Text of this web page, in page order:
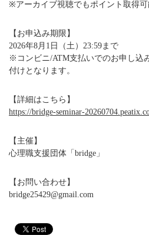
※アーカイブ視聴でもポイント取得可
【お申込み期限】
2026年8月1日（土）23:59まで
※コンビニ/ATM支払いでのお申し込
付けとなります。
【詳細はこちら】
https://bridge-seminar-
【主催】
心理職支援団体「bridge」
【お問い合わせ】
bridge25429@gmail.com